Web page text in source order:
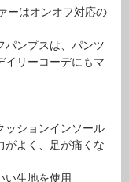
ーはオンオフ対応の
パンプスは、パンツ
イリーコーデにもマ
ッションインソール
がよく、足が痛くな
い生地を使用